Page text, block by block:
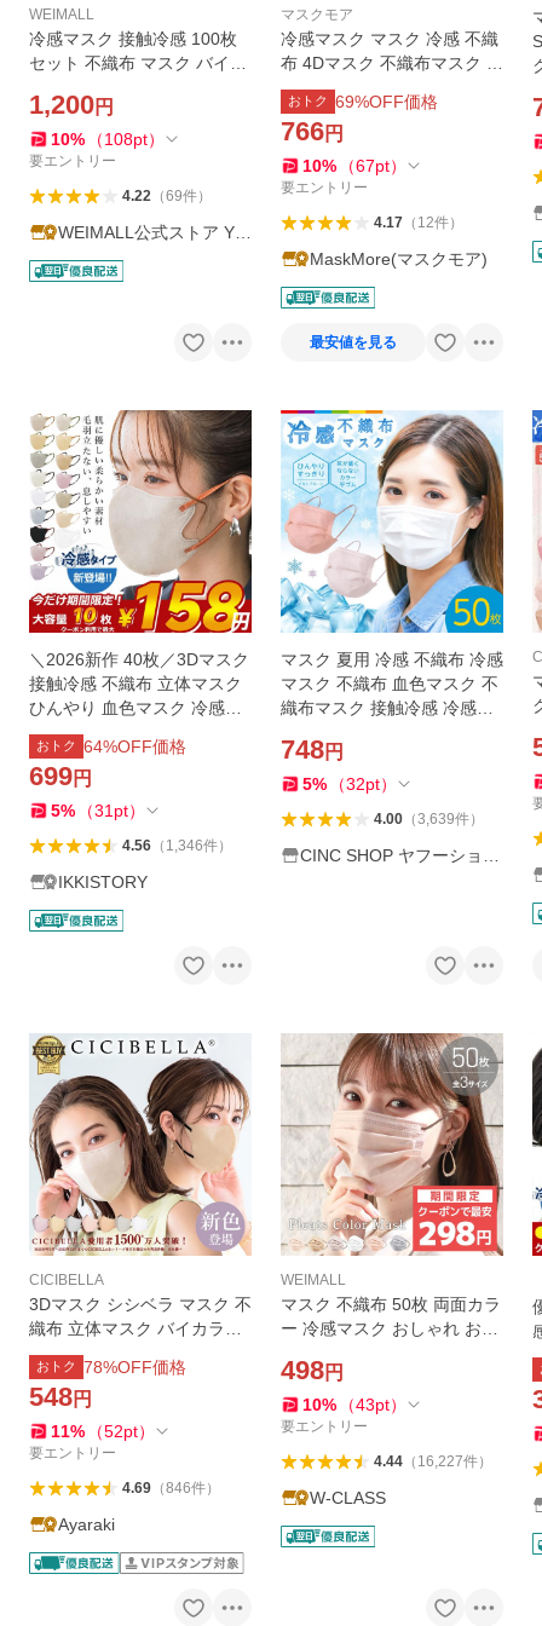
WEIMALL
冷感マスク 接触冷感 100枚
セット 不織布 マスク バイカ
血色カラー 大人 夏 冷感 ひん
やり ジュエルフラップマス
ク
1,200円
10% （108pt）
要エントリー
4.22（69件）
WEIMALL公式ストア Ya
hoo!店
マスクモア
冷感マスク マスク 冷感 不織
布 4Dマスク 不織布マスク お
しゃれ 立体マスク 接触冷感
マスク バ イカラー カラーマ
スク 小顔マス ク マスクモア
20枚
おトク 69%OFF価格
766円
10% （67pt）
要エントリー
4.17（ 12件）
MaskMore(マスクモア)
最安値を見る
＼2026新作 40枚／3Dマスク
接触冷感 不織布 立体マスク
ひんやり 血色マスク 冷感マ
スク 小さめ 子供 使い捨てマ
スク バイカラーマスク 夏用
風邪予防 乾燥対策
おトク 64%OFF価格
699円
5% （31 pt）
4.56（ 1,346件）
IKKISTORY
マスク 夏用 冷感 不織布 冷感
マスク 不織布 血色マスク 不
織布マスク 接触冷感 冷感不
ク 使い捨て 血色カラー 三層
構造 男女兼用
748円
5% （32pt）
4.00（3,639件）
CINC SHOP ヤフーショッ
CICIBELLA
3Dマスク シシベラ マスク 不
織布 立体マスク バイカラー
マスク 20枚 血色マスク カラ
ーマスク 冷感マスク 小顔マ
スク cicibellaマスク
おトク 78%OFF価格
548円
11% （52pt）
要エントリー
4.69（846件）
Ayaraki
WEIMALL
マスク 不織布 50枚 両面カラ
ー 冷感マスク おしゃれ おし
ー 耳紐同色 3サイズ 10枚ず
つ個包装 血色マスク 大人 女
性 平ゴム
498円
10% （43pt）
要エントリー
4.44（ 16,227件）
W-CLASS